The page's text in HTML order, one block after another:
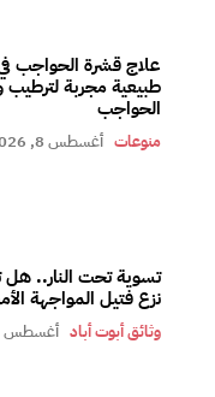
طبيعية مجربة
الحواجب
منوعات أغسطس 8, 2026
تسوية تحت النار.. هل
نزع فتيل المواجهة
وثائق أبوت أباد أغسطس 8, 2026